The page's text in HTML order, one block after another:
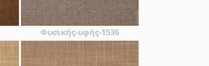
Φυσικής-υφής-1536